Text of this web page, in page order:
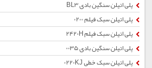
پلی اتیلن سنگین بادی BL3
پلی اتیلن سبک فیلم 0200
پلی اتیلن سبک فیلم 2420H
پلی اتیلن سنگین بادی 0035
پلی اتیلن سبک خطی 0220KJ